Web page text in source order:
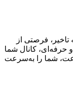
فرصتی از
حرفه‌ای، کانال شما
سرعت، شما را به‌سرعت